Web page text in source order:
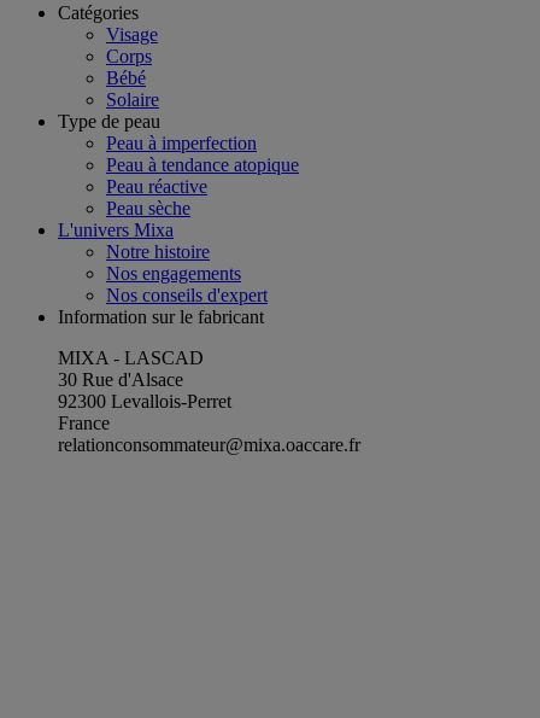
Catégories
Visage
Corps
Bébé
Solaire
Type de peau
Peau à imperfection
Peau à tendance atopique
Peau réactive
Peau sèche
L'univers Mixa
Notre histoire
Nos engagements
Nos conseils d'expert
Information sur le fabricant
MIXA - LASCAD
30 Rue d'Alsace
92300 Levallois-Perret
France
relationconsommateur@mixa.oaccare.fr